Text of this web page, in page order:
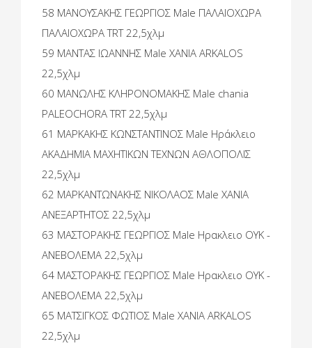
58 ΜΑΝΟΥΣΑΚΗΣ ΓΕΩΡΓΙΟΣ Male ΠΑΛΑΙΟΧΩΡΑ
ΠΑΛΑΙΟΧΩΡΑ TRT 22,5χλμ
59 ΜΑΝΤΑΣ ΙΩΑΝΝΗΣ Male ΧΑΝΙΑ ARKALOS
22,5χλμ
60 ΜΑΝΩΛΗΣ ΚΛΗΡΟΝΟΜΑΚΗΣ Male chania
PALEOCHORA TRT 22,5χλμ
61 ΜΑΡΚΑΚΗΣ ΚΩΝΣΤΑΝΤΙΝΟΣ Male Ηράκλειο
ΑΚΑΔΗΜΙΑ ΜΑΧΗΤΙΚΩΝ ΤΕΧΝΩΝ ΑΘΛΟΠΟΛΙΣ
22,5χλμ
62 ΜΑΡΚΑΝΤΩΝΑΚΗΣ ΝΙΚΟΛΑΟΣ Male ΧΑΝΙΑ
ΑΝΕΞΑΡΤΗΤΟΣ 22,5χλμ
63 ΜΑΣΤΟΡΑΚΗΣ ΓΕΩΡΓΙΟΣ Male Ηρακλειο ΟΥΚ -
ΑΝΕΒΟΛΕΜΑ 22,5χλμ
64 ΜΑΣΤΟΡΑΚΗΣ ΓΕΩΡΓΙΟΣ Male Ηρακλειο ΟΥΚ -
ΑΝΕΒΟΛΕΜΑ 22,5χλμ
65 ΜΑΤΣΙΓΚΟΣ ΦΩΤΙΟΣ Male ΧΑΝΙΑ ARKALOS
22,5χλμ